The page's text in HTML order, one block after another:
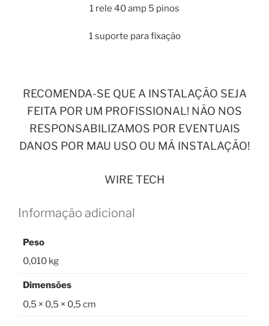
1 rele 40 amp 5 pinos
1 suporte para fixação
RECOMENDA-SE QUE A INSTALAÇÃO SEJA
FEITA POR UM PROFISSIONAL! NÃO NOS
RESPONSABILIZAMOS POR EVENTUAIS
DANOS POR MAU USO OU MÁ INSTALAÇÃO!
WIRE TECH
Informação adicional
Peso
0,010 kg
Dimensões
0,5 × 0,5 × 0,5 cm